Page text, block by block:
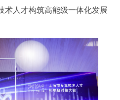
术人才构筑高能级一体化发展